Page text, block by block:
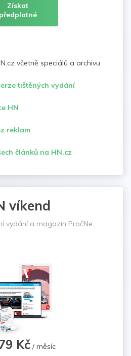
Získat
předplatné
včetně speciálů a archivu
tištěných vydání
HN
reklam
článků na HN.cz
víkend
vydání a magazín PročNe.
Kč/ měsíc